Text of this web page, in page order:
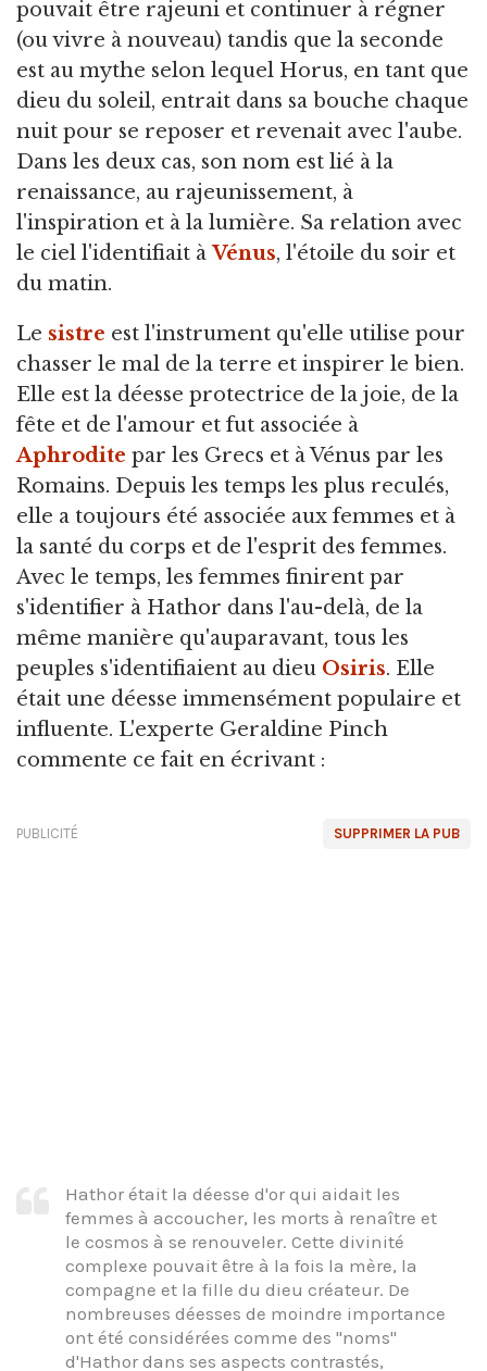
pouvait être rajeuni et continuer à régner
(ou vivre à nouveau) tandis que la seconde
est au mythe selon lequel Horus, en tant que
dieu du soleil, entrait dans sa bouche chaque
nuit pour se reposer et revenait avec l'aube.
Dans les deux cas, son nom est lié à la
renaissance, au rajeunissement, à
l'inspiration et à la lumière. Sa relation avec
le ciel l'identifiait àVénus, l'étoile du soir et
du matin.
Le sistre est l'instrument qu'elle utilise pour
chasser le mal de la terre et inspirer le bien.
Elle est la déesse protectrice de la joie, de la
fête et de l'amour et fut associée à
Aphrodite par les Grecs et à Vénus par les
Romains. Depuis les temps les plus reculés,
elle a toujours été associée aux femmes et à
la santé du corps et de l'esprit des femmes.
Avec le temps, les femmes finirent par
s'identifier à Hathor dans l'au-delà, de la
même manière qu'auparavant, tous les
peuples s'identifiaient au dieu Osiris. Elle
était une déesse immensément populaire et
influente. L'experte Geraldine Pinch
commente ce fait en écrivant :
SUPPRIMER LA PUB
PUBLICITÉ
Hathor était la déesse d'or qui aidait les
femmes à accoucher, les morts à renaître et
le cosmos à se renouveler. Cette divinité
complexe pouvait être à la fois la mère, la
compagne et la fille du dieu créateur. De
nombreuses déesses de moindre importance
ont été considérées comme des "noms"
d'Hathor dans ses aspects contrastés,